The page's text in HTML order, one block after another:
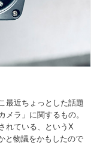
最近ちょっとした話題
ラ」に関するもの。
れている、というX
と物議をかもしたので